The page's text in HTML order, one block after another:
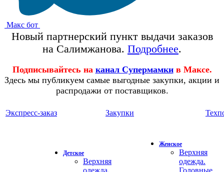
Макс бот
Новый партнерский пункт выдачи заказов
на Салимжанова. Подробнее.
Подписывайтесь на канал Супермамки в Максе.
Здесь мы публикуем самые выгодные закупки, акции и
распродажи от поставщиков.
Экспресс-заказ Закупки
Детское
Верхняя
одежда.
Женское
Верхняя
одежда.
Головные